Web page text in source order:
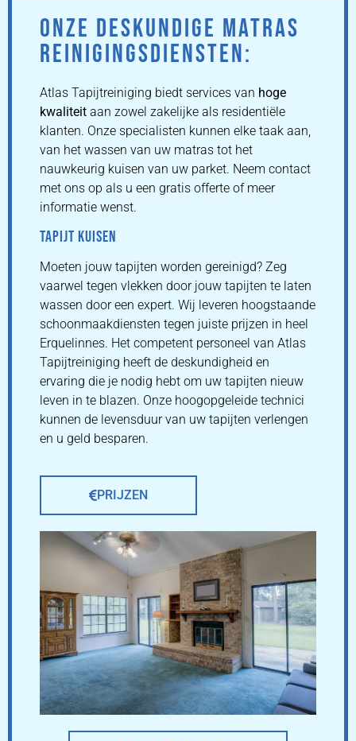
ONZE DESKUNDIGE MATRAS
REINIGINGSDIENSTEN:
Atlas Tapijtreiniging biedt services van hoge
kwaliteit aan zowel zakelijke als residentiële
klanten. Onze specialisten kunnen elke taak aan,
van het wassen van uw matras tot het
nauwkeurig kuisen van uw parket. Neem contact
met ons op als u een gratis offerte of meer
informatie wenst.
TAPIJT KUISEN
Moeten jouw tapijten worden gereinigd? Zeg
vaarwel tegen vlekken door jouw tapijten te laten
wassen door een expert. Wij leveren hoogstaande
schoonmaakdiensten tegen juiste prijzen in heel
Erquelinnes. Het competent personeel van Atlas
Tapijtreiniging heeft de deskundigheid en
ervaring die je nodig hebt om uw tapijten nieuw
leven in te blazen. Onze hoogopgeleide technici
kunnen de levensduur van uw tapijten verlengen
en u geld besparen.
PRIJZEN